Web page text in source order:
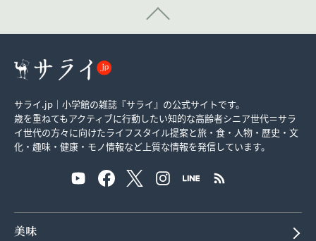
サライ.jp｜小学館の雑誌『サライ』の公式サイトです。
歳を重ねてもアクティブに行動したい知的な高齢者シニア世代＝サラ
イ世代の方々に向けたライフスタイル提案と旅・食・人物・歴史・文
化・趣味・健康・モノ情報など上質な情報を発信しています。
美味